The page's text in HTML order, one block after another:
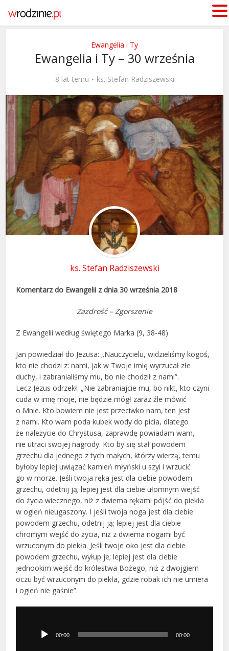
Ewangelia i Ty
Ewangelia i Ty – 30 września
8 lat temu ks. Stefan Radziszewski
ks. Stefan Radziszewski
Komentarz do Ewangelii z dnia 30 września 2018
Zazdrość – Zgorszenie
Z Ewangelii według świętego Marka (9, 38-48)
Jan powiedział do Jezusa: „Nauczycielu, widzieliśmy kogoś,
kto nie chodzi z: nami, jak w Twoje imię wyrzucał złe
duchy, i zabranialiśmy mu, bo nie chodził z nami”.
Lecz Jezus odrzekł: „Nie zabraniajcie mu, bo nikt, kto czyni
cuda w imię moje, nie będzie mógł zaraz źle mówić
o Mnie. Kto bowiem nie jest przeciwko nam, ten jest
z nami. Kto wam poda kubek wody do picia, dlatego
że należycie do Chrystusa, zaprawdę powiadam wam,
nie utraci swojej nagrody. Kto by się stał powodem
grzechu dla jednego z tych małych, którzy wierzą, temu
byłoby lepiej uwiązać kamień młyński u szyi i wrzucić
go w morze. Jeśli twoja ręka jest dla ciebie powodem
grzechu, odetnij ją; lepiej jest dla ciebie ułomnym wejść
do życia wiecznego, niż z dwiema rękami pójść do piekła
w ogień nieugaszony. I jeśli twoja noga jest dla ciebie
powodem grzechu, odetnij ją; lepiej jest dla ciebie
chromym wejść do życia, niż z dwiema nogami być
wrzuconym do piekła. Jeśli twoje oko jest dla ciebie
powodem grzechu, wyłup je; lepiej jest dla ciebie
jednookim wejść do królestwa Bożego, niż z dwojgiem
oczu być wrzuconym do piekła, gdzie robak ich nie umiera
i ogień nie gaśnie”.
dźwiękowych00:00 00:00